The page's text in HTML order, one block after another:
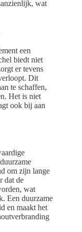
wat
een
biedt niet
er tevens
Dit
te schaffen,
Het is niet
ook bij aan
om zijn lange
dat de
wat
Een duurzame
en maakt het